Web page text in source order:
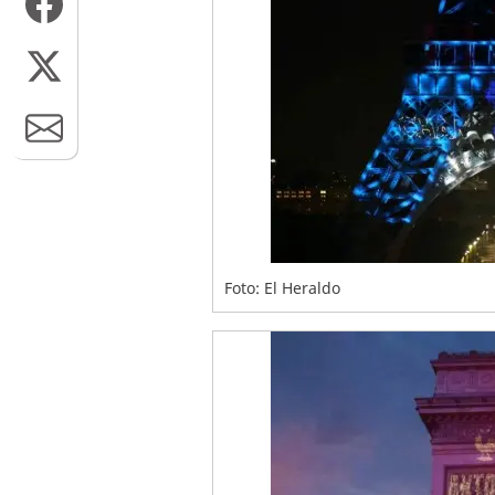
Foto: El Heraldo